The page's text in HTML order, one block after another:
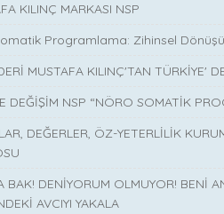
KILINÇ MARKASI NSP
Programlama: Zihinsel
MUSTAFA KILINÇ'TAN TÜRKİYE'
DEĞİŞİM NSP “NÖRO SOMATİK
DEĞERLER, ÖZ-YETERLİLİK
BAK! DENİYORUM OLMUYOR! BENİ
AVCIYI YAKALA